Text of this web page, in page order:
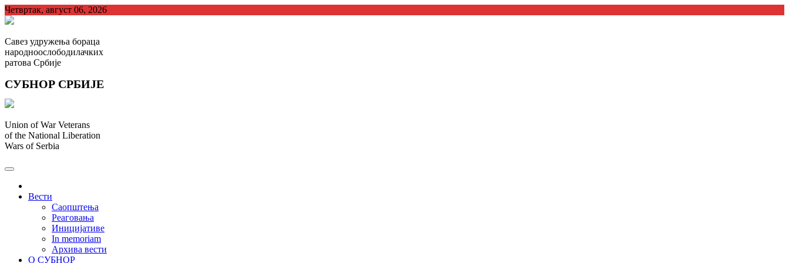
Skip
to
Четвртак, август 06, 2026
Савез удружења бораца
народноослободилачких
ратова Србије
СУБНОР СРБИЈЕ
Union of War Veterans
of the National Liberation
Wars of Serbia
Вести
Саопштења
Реаговања
Иницијативе
In memoriam
Архива вести
О СУБНОР